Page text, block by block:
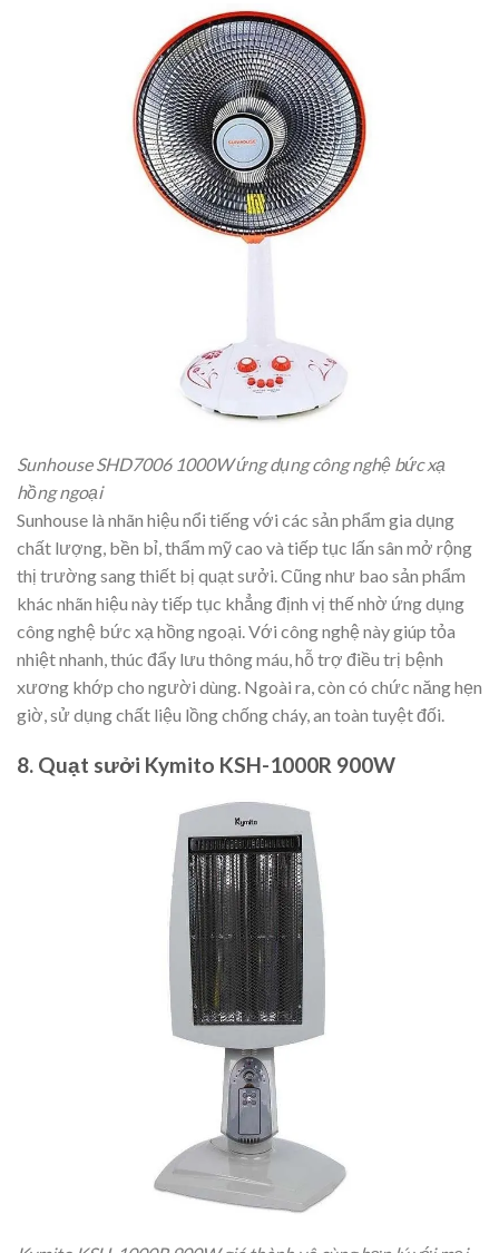
Sunhouse SHD7006 1000W ứng dụng công nghệ bức xạ
hồng ngoại
Sunhouse là nhãn hiệu nổi tiếng với các sản phẩm gia dụng
chất lượng, bền bỉ, thẩm mỹ cao và tiếp tục lấn sân mở rộng
thị trường sang thiết bị quạt sưởi. Cũng như bao sản phẩm
khác nhãn hiệu này tiếp tục khẳng định vị thế nhờ ứng dụng
công nghệ bức xạ hồng ngoại. Với công nghệ này giúp tỏa
nhiệt nhanh, thúc đẩy lưu thông máu, hỗ trợ điều trị bệnh
xương khớp cho người dùng. Ngoài ra, còn có chức năng hẹn
giờ, sử dụng chất liệu lồng chống cháy, an toàn tuyệt đối.
8. Quạt sưởi Kymito KSH-1000R 900W